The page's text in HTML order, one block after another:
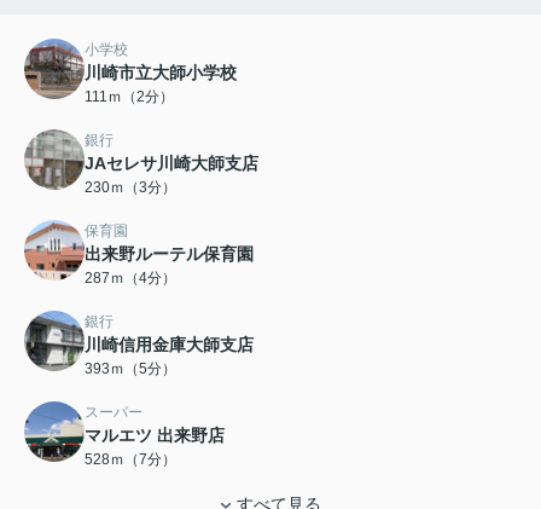
小学校
川崎市立大師小学校
111ｍ（2分）
銀行
JAセレサ川崎大師支店
230ｍ（3分）
保育園
出来野ルーテル保育園
287ｍ（4分）
銀行
川崎信用金庫大師支店
393ｍ（5分）
スーパー
マルエツ 出来野店
528ｍ（7分）
すべて見る